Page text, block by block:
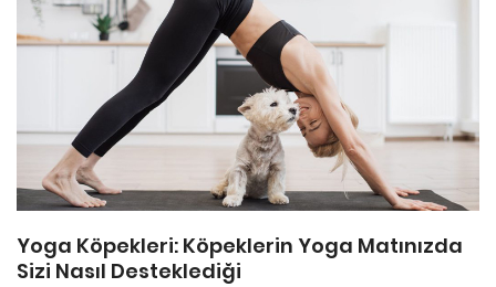
Yoga Köpekleri: Köpeklerin Yoga Matınızda
Sizi Nasıl Desteklediği